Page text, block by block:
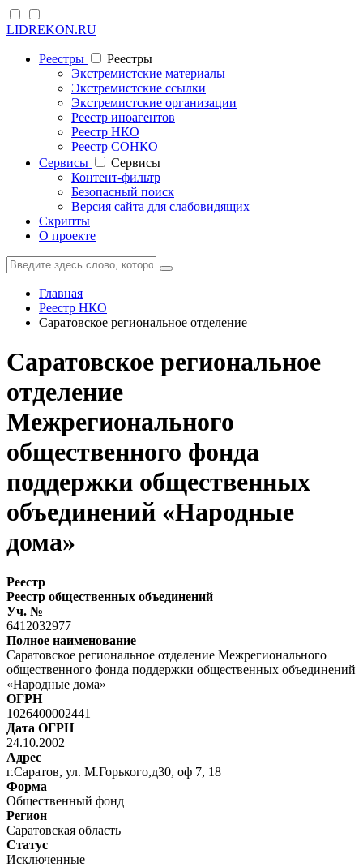
LIDREKON.RU
Реестры
Реестры
Экстремистские материалы
Экстремистские ссылки
Экстремистские организации
Реестр иноагентов
Реестр НКО
Реестр СОНКО
Cервисы
Cервисы
Контент-фильтр
Безопасный поиск
Версия сайта для слабовидящих
Скрипты
О проекте
Главная
Реестр НКО
Саратовское региональное отделение
Саратовское региональное
отделение
Межрегионального
общественного фонда
поддержки общественных
объединений «Народные
дома»
Реестр
Реестр общественных объединений
Уч. №
6412032977
Полное наименование
Саратовское региональное отделение Межрегионального
общественного фонда поддержки общественных объединений
«Народные дома»
ОГРН
1026400002441
Дата ОГРН
24.10.2002
Адрес
г.Саратов, ул. М.Горького,д30, оф 7, 18
Форма
Общественный фонд
Регион
Саратовская область
Статус
Исключенные